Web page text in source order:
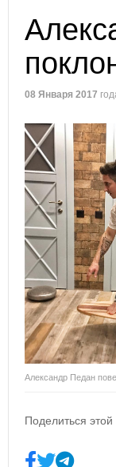
08 Января 2017
Александр Педан
Поделиться